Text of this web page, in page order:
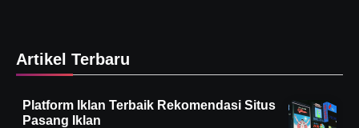
Artikel Terbaru
Platform Iklan Terbaik Rekomendasi Situs
Pasang Iklan